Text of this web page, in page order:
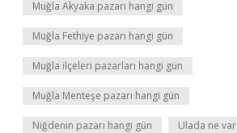
Muğla Akyaka pazarı hangi gün
Muğla Fethiye pazarı hangi gün
Muğla ilçeleri pazarları hangi gün
Muğla Menteşe pazarı hangi gün
Niğdenin pazarı hangi gün Ulada ne var